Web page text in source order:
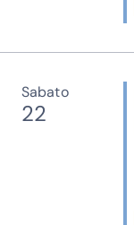
Sabato
22